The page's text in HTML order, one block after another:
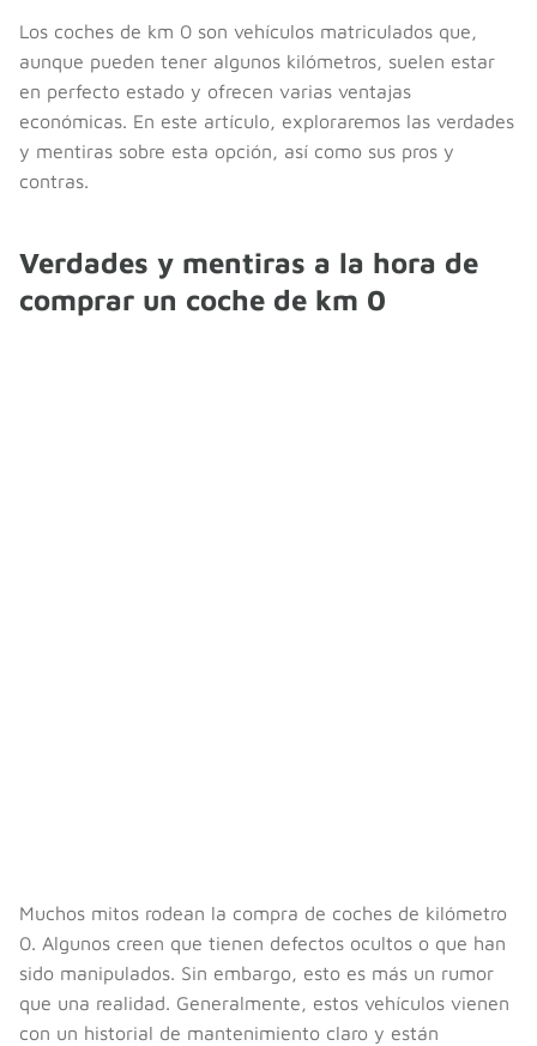
Los coches de km 0 son vehículos matriculados que,
aunque pueden tener algunos kilómetros, suelen estar
en perfecto estado y ofrecen varias ventajas
económicas. En este artículo, exploraremos las verdades
y mentiras sobre esta opción, así como sus pros y
contras.
Verdades y mentiras a la hora de
comprar un coche de km 0
Muchos mitos rodean la compra de coches de kilómetro
0. Algunos creen que tienen defectos ocultos o que han
sido manipulados. Sin embargo, esto es más un rumor
que una realidad. Generalmente, estos vehículos vienen
con un historial de mantenimiento claro y están